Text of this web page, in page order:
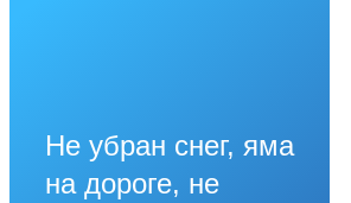
Не убран снег, яма
на дороге, не